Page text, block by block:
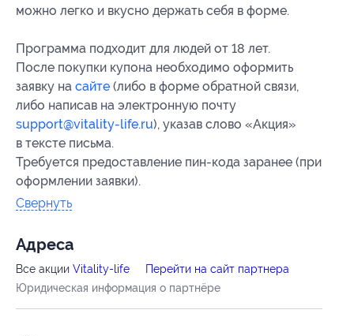
можно легко и вкусно держать себя в форме.
Программа подходит для людей от 18 лет.
После покупки купона необходимо оформить
заявку на сайте (либо в форме обратной связи,
либо написав на электронную почту
support@vitality-life.ru), указав слово «Акция»
в тексте письма.
Требуется предоставление пин-кода заранее (при
оформлении заявки).
Свернуть
Адресa
Все акции Vitality-life
Перейти на сайт партнера
Юридическая информация о партнёре